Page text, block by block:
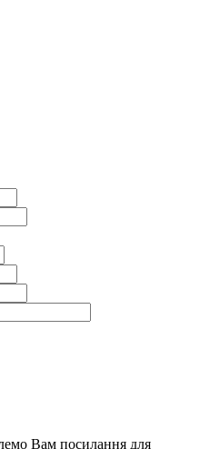
Вам посилання для